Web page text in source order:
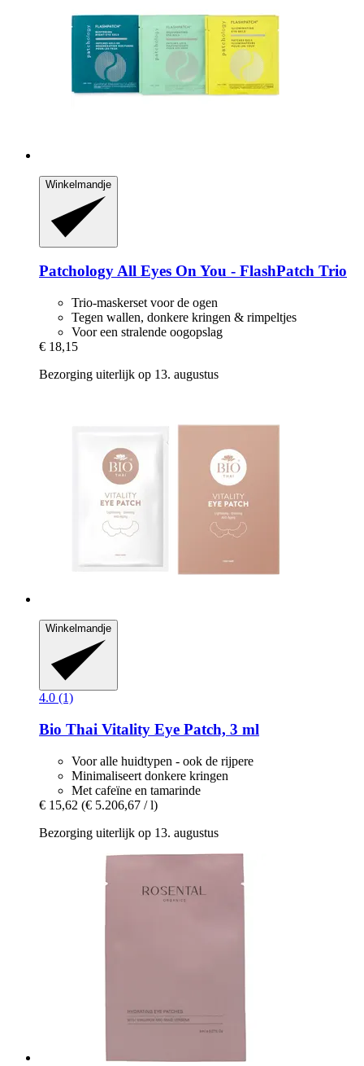
Winkelmandje
PatchologyAll Eyes On You -​ FlashPatch Trio
Trio-maskerset voor de ogen
Tegen wallen, donkere kringen & rimpeltjes
Voor een stralende oogopslag
€ 18,15
Bezorging uiterlijk op 13. augustus
Winkelmandje
4.0 (1)
Bio Thai Vitality Eye Patch, 3 ml
Voor alle huidtypen - ook de rijpere
Minimaliseert donkere kringen
Met cafeïne en tamarinde
€ 15,62 (€ 5.206,67 / l)
Bezorging uiterlijk op 13. augustus